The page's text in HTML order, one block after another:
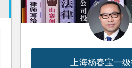
上海杨春宝一